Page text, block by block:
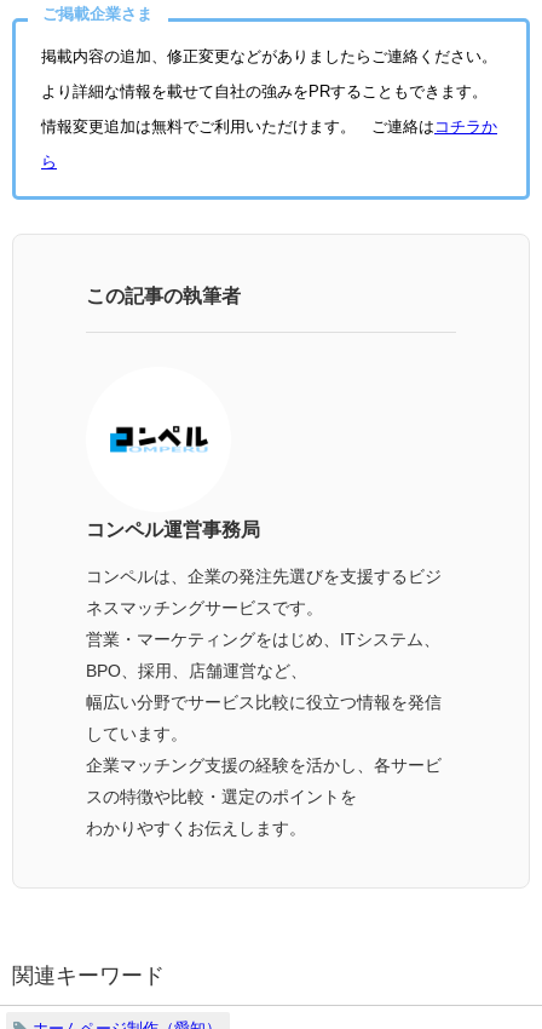
ご掲載企業さま
掲載内容の追加、修正変更などがありましたらご連絡ください。
より詳細な情報を載せて自社の強みをPRすることもできます。
情報変更追加は無料でご利用いただけます。 ご連絡は コチラか
ら
この記事の執筆者
コンペル運営事務局
コンペルは、企業の発注先選びを支援するビジ
ネスマッチングサービスです。
営業・マーケティングをはじめ、ITシステム、
BPO、採用、店舗運営など、
幅広い分野でサービス比較に役立つ情報を発信
しています。
企業マッチング支援の経験を活かし、各サービ
スの特徴や比較・選定のポイントを
わかりやすくお伝えします。
関連キーワード